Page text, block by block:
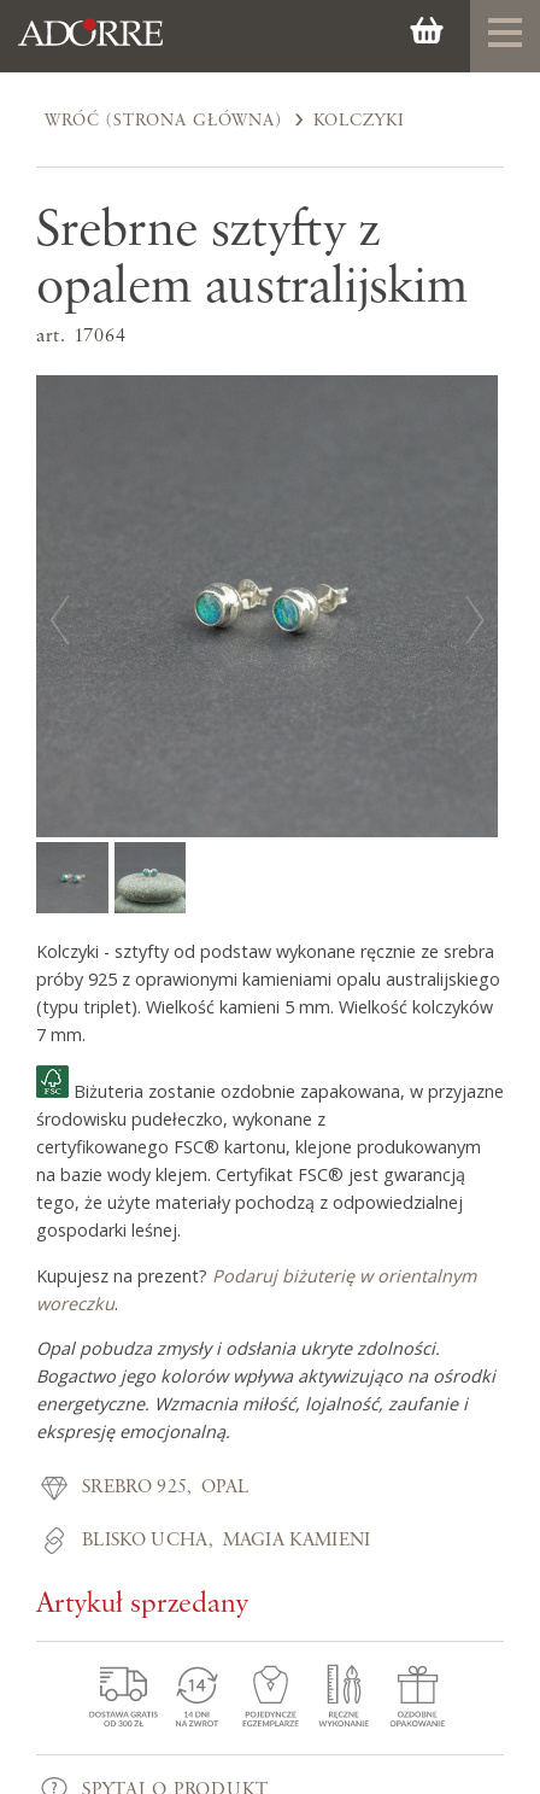
WRÓĆ (STRONA GŁÓWNA) KOLCZYKI
Srebrne sztyfty z
opalem australijskim
art. 17064
Kolczyki - sztyfty od podstaw wykonane ręcznie ze srebra
próby 925 z oprawionymi kamieniami opalu australijskiego
(typu triplet). Wielkość kamieni 5 mm. Wielkość kolczyków
7 mm.
Biżuteria zostanie ozdobnie zapakowana, w przyjazne
środowisku pudełeczko, wykonane z
certyfikowanego FSC® kartonu, klejone produkowanym
na bazie wody klejem. Certyfikat FSC® jest gwarancją
tego, że użyte materiały pochodzą z odpowiedzialnej
gospodarki leśnej.
Kupujesz na prezent? Podaruj biżuterię w orientalnym
woreczku.
Opal pobudza zmysły i odsłania ukryte zdolności.
Bogactwo jego kolorów wpływa aktywizująco na ośrodki
energetyczne. Wzmacnia miłość, lojalność, zaufanie i
ekspresję emocjonalną.
SREBRO 925 OPAL
BLISKO UCHA MAGIA KAMIENI
Artykuł sprzedany